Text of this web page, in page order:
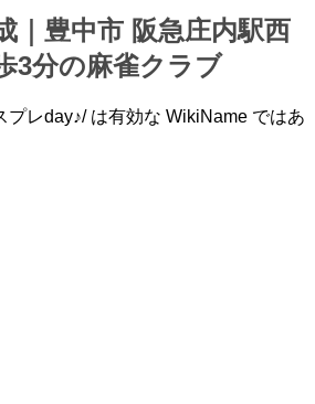
｜豊中市 阪急庄内駅西
3分の麻雀クラブ
プレday♪/ は有効な WikiName ではあ